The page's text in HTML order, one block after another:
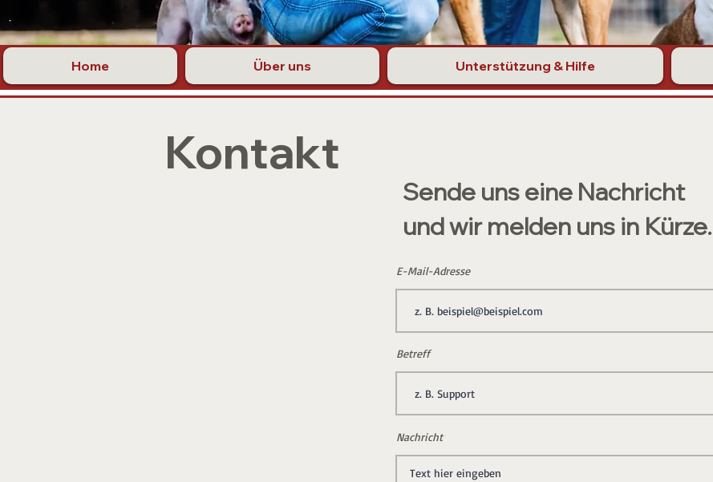
Home Über uns Unterstützung & Hilfe
Kontakt
Sende uns eine Nachricht
und wir melden uns in Kürze.
E-Mail-Adresse
Betreff
Nachricht